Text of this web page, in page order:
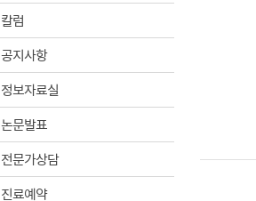
칼럼
공지사항
정보자료실
논문발표
전문가상담
진료예약